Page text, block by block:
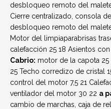
desbloqueo remoto del
Cierre centralizado, consola
desbloqueo remoto del
Motor del limpiaparabrisas
calefacción 25 18 Asientos
Cabrio: motor de la capota 25
25 Techo corredizo de cristal
control del motor 7,5 21
ventilador del motor 30 22 a
cambio de marchas, caja de